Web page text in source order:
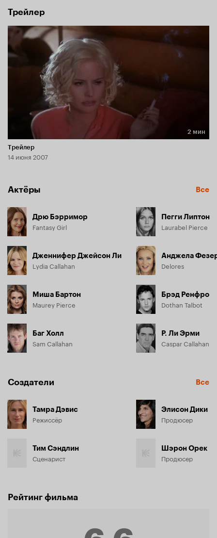
Трейлер
Длительность 2 мин
2 мин
Трейлер
14 июня 2007
Актёры Все
Дрю Бэрримор
Fantasy Girl
Дженнифер Джейсон Ли
Lydia Callahan
Миша Бартон
Maurey Pierce
Баг Холл
Sam Callahan
Пегги Липтон
Laurabel Pierce
Анджела
Delores
Брэд Ренфро
Dothan Talbot
Р. Ли Эрми
Caspar Callahan
Создатели Все
Тамра Дэвис
Режиссёр
Тим Сэндлин
Сценарист
Элисон Дики
Продюсер
Шэрон Орек
Продюсер
Рейтинг фильма